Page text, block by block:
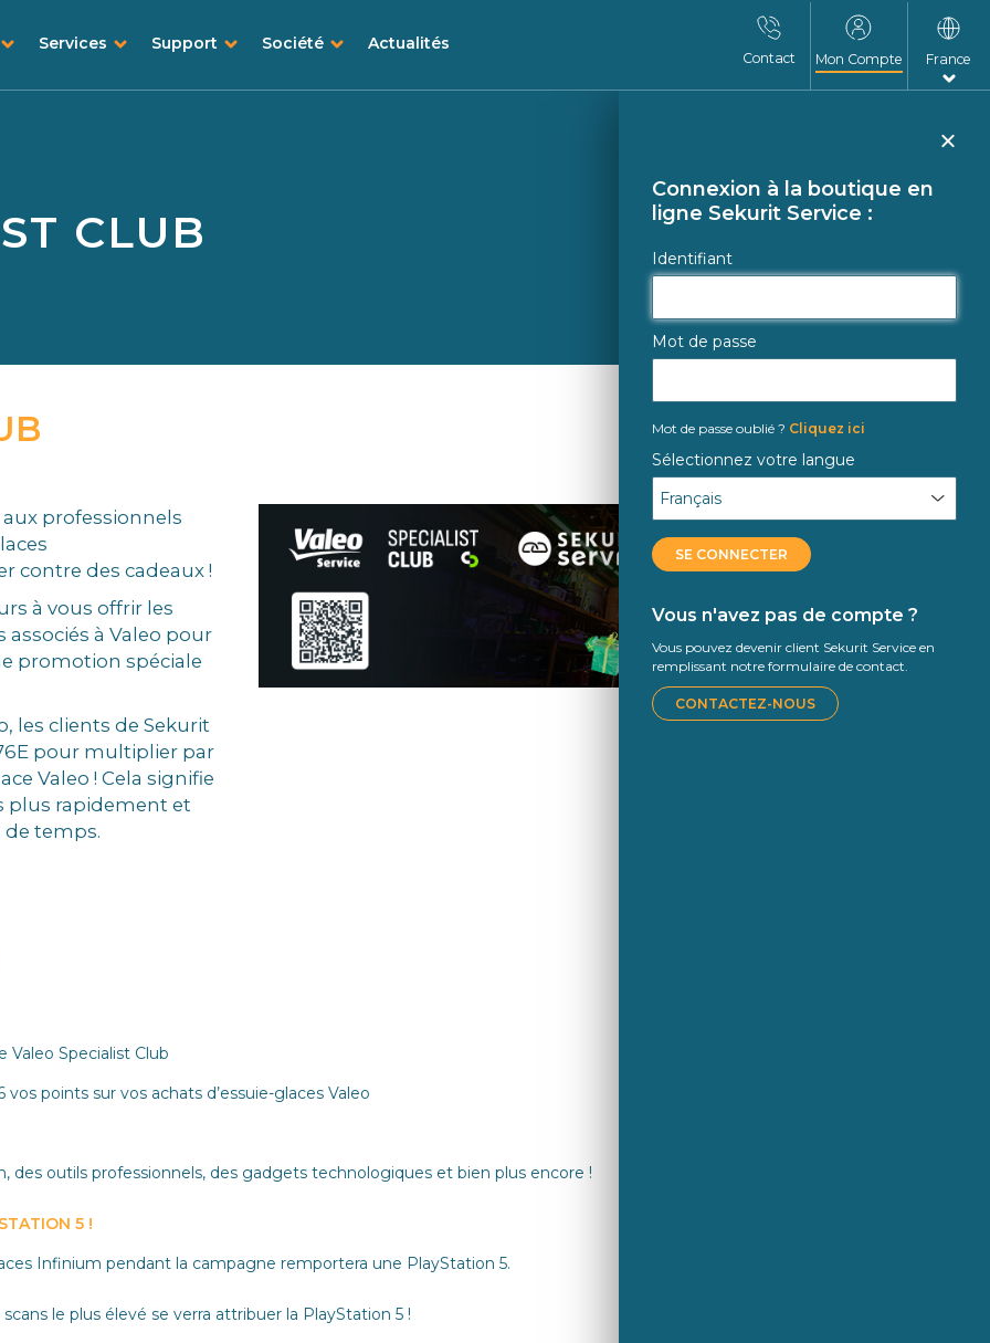
Services Support Société Actualités
Contact Mon Compte France
Connexion à la boutique en
ligne Sekurit Service :
Identifiant
Mot de passe
Mot de passe oublié ? Cliquez ici
Sélectionnez votre langue
SE CONNECTER
Vous n'avez pas de compte ?
Vous pouvez devenir client Sekurit Service en
remplissant notre formulaire de contact.
CONTACTEZ-NOUS
CLUB
aux professionnels
contre des cadeaux !
à vous offrir les
à Valeo pour
promotion spéciale
les clients de Sekurit
pour multiplier par
Valeo ! Cela signifie
plus rapidement et
de temps.
Valeo Specialist Club
points sur vos achats d’essuie-glaces Valeo
des outils professionnels, des gadgets technologiques et bien plus encore !
5 !
Infinium pendant la campagne remportera une PlayStation 5.
le plus élevé se verra attribuer la PlayStation 5 !